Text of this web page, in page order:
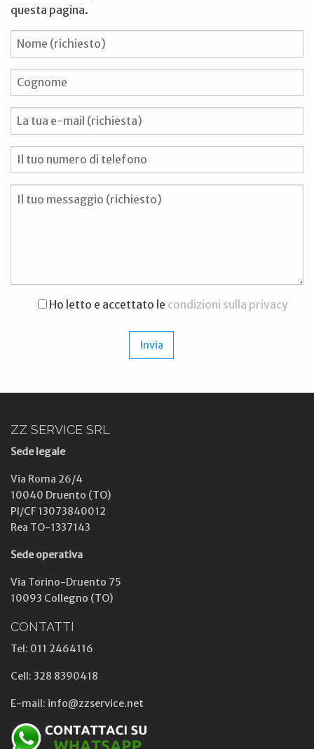
questa pagina.
Ho letto e accettato le condizioni sulla privacy
ZZ SERVICE SRL
Sede legale
Via Roma 26/4
10040 Druento (TO)
PI/CF 13073840012
Rea TO-1337143
Sede operativa
Via Torino-Druento 75
10093 Collegno (TO)
CONTATTI
Tel: 011 2464116
Cell: 328 8390418
E-mail: info@zzservice.net